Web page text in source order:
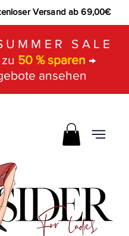
Versand ab 69,00€
SALE
50 % sparen →
ansehen